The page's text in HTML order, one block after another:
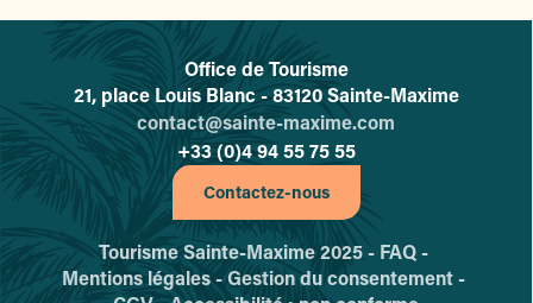
L'office de tourisme de Sainte-
Office de Tourisme
21, place Louis Blanc - 83120 Sainte-Maxime
contact@sainte-maxime.com
+33 (0)4 94 55 75 55
Contactez-nous
Tourisme Sainte-Maxime 2025 - FAQ -
Mentions légales -Gestion du consentement -